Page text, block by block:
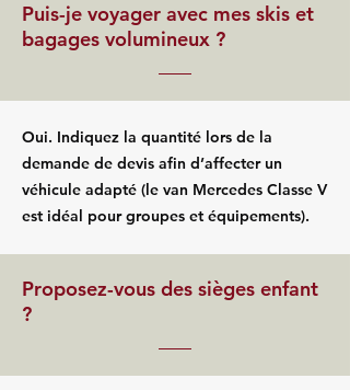
Puis-je voyager avec mes skis et
bagages volumineux ?
Oui. Indiquez la quantité lors de la
demande de devis afin d’affecter un
véhicule adapté (le van Mercedes Classe V
est idéal pour groupes et équipements).
Proposez-vous des sièges enfant
?